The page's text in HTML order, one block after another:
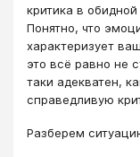
критика в
Понятно, что
характеризует
это всё равно не
таки адекватен,
справедливую
Разберем